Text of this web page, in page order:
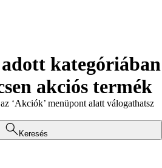
kategóriában
akciós termék
‘Akciók’ menüpont alatt válogathatsz
Keresés